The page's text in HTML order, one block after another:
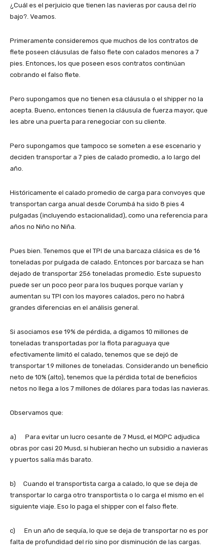
¿Cuál es el perjuicio que tienen las navieras por causa del río
bajo?. Veamos.
Primeramente consideremos que muchos de los contratos de
flete poseen cláusulas de falso flete con calados menores a 7
pies. Entonces, los que poseen esos contratos continúan
cobrando el falso flete.
Pero supongamos que no tienen esa cláusula o el shipper no la
acepta. Bueno, entonces tienen la cláusula de fuerza mayor, que
les abre una puerta para renegociar con su cliente.
Pero supongamos que tampoco se someten a ese escenario y
deciden transportar a 7 pies de calado promedio, a lo largo del
año.
Históricamente el calado promedio de carga para convoyes que
transportan carga anual desde Corumbá ha sido 8 pies 4
pulgadas (incluyendo estacionalidad), como una referencia para
años no Niño no Niña.
Pues bien. Tenemos que el TPI de una barcaza clásica es de 16
toneladas por pulgada de calado. Entonces por barcaza se han
dejado de transportar 256 toneladas promedio. Este supuesto
puede ser un poco peor para los buques porque varían y
aumentan su TPI con los mayores calados, pero no habrá
grandes diferencias en el análisis general.
Si asociamos ese 19% de pérdida, a digamos 10 millones de
toneladas transportadas por la flota paraguaya que
efectivamente limitó el calado, tenemos que se dejó de
transportar 1.9 millones de toneladas. Considerando un beneficio
neto de 10% (alto), tenemos que la pérdida total de beneficios
netos no llega a los 7 millones de dólares para todas las navieras.
Observamos que:
a) Para evitar un lucro cesante de 7 Musd, el MOPC adjudica
obras por casi 20 Musd, si hubieran hecho un subsidio a navieras
y puertos salía más barato.
b) Cuando el transportista carga a calado, lo que se deja de
transportar lo carga otro transportista o lo carga el mismo en el
siguiente viaje. Eso lo paga el shipper con el falso flete.
c) En un año de sequía, lo que se deja de transportar no es por
falta de profundidad del río sino por disminución de las cargas.